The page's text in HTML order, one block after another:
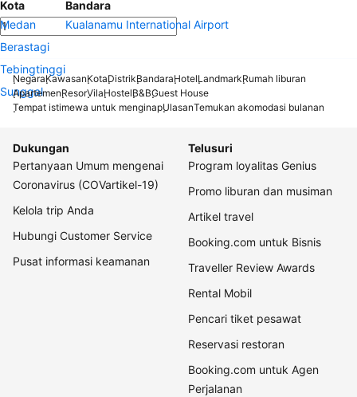
Kota
Medan
Berastagi
Tebingtinggi
Sunggal
Bandara
Kualanamu International Airport
NegaraKawasanKotaDistrikBandaraHotelLandmarkRumah liburan
ApartemenResorVilaHostelB&BGuest House
Tempat istimewa untuk menginapUlasanTemukan akomodasi bulanan
Dukungan
Pertanyaan Umum mengenai
Coronavirus (COVartikel-19)
Kelola trip Anda
Hubungi Customer Service
Pusat informasi keamanan
Telusuri
Program loyalitas Genius
Promo liburan dan musiman
Artikel travel
Booking.com untuk Bisnis
Traveller Review Awards
Rental Mobil
Pencari tiket pesawat
Reservasi restoran
Booking.com untuk Agen
Perjalanan